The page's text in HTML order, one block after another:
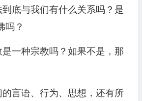
底与我们有什么关系吗？是
吗？
一种宗教吗？如果不是，那
言语、行为、思想，还有所